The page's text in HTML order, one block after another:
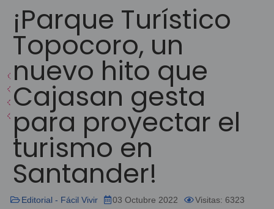
¡Parque Turístico
Topocoro, un
nuevo hito que
Cajasan gesta
para proyectar el
turismo en
Santander!
Editorial - Fácil Vivir 03 Octubre 2022 Visitas: 6323